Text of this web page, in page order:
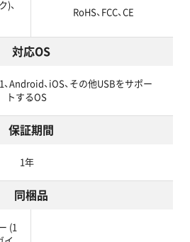
)、
RoHS、FCC、CE
対応OS
Android、iOS、その他USBをサポー
トするOS
保証期間
1年
同梱品
(1